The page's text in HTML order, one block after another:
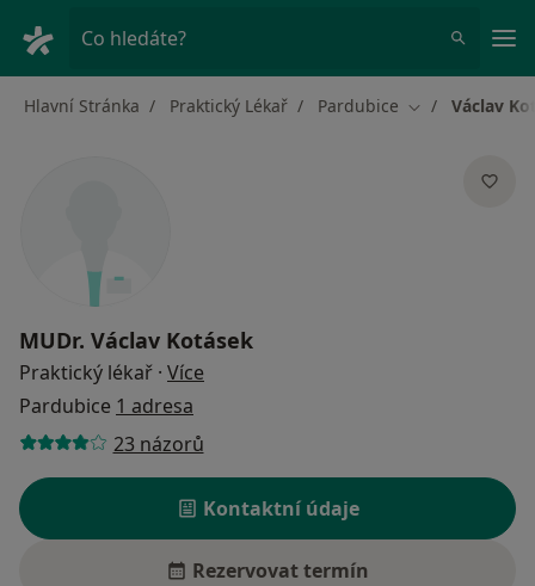
Co hledáte?
Hlavní Stránka Praktický Lékař Pardubice Změna města
Václav
MUDr. Václav Kotásek
Praktický lékař · Více
Pardubice 1 adresa
23 názorů
Kontaktní údaje
Rezervovat termín